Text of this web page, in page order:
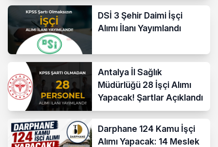
Kadrolar
DSİ 3 Şehir Daimi İşçi
Alımı İlanı Yayımlandı
Antalya İl Sağlık
Müdürlüğü 28 İşçi Alımı
Yapacak! Şartlar Açıklandı
Darphane 124 Kamu İşçi
Alımı Yapacak: 14 Meslek